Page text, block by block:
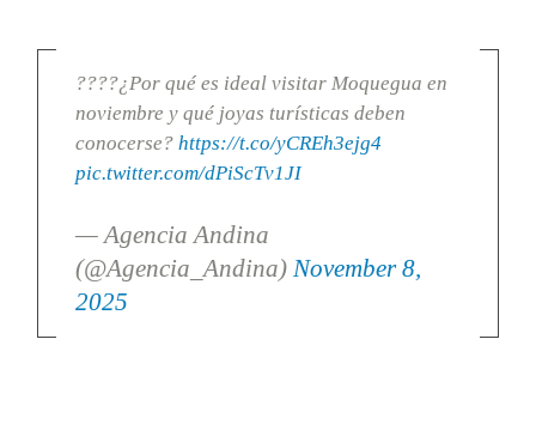
????¿Por qué es ideal visitar Moquegua en
noviembre y qué joyas turísticas deben
conocerse? https://t.co/yCREh3ejg4
pic.twitter.com/dPiScTv1JI
— Agencia Andina
(@Agencia_Andina) November 8,
2025